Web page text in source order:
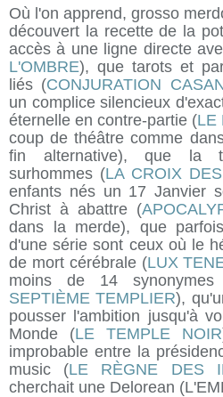
Où l'on apprend, grosso
découvert la recette de la
accès à une ligne directe
L'OMBRE), que tarots et
liés (CONJURATION
un complice silencieux
éternelle en contre-partie (LE
coup de théâtre comme
fin alternative), que la
surhommes (LA CROIX
enfants nés un 17 Janvier
Christ à abattre (
dans la merde), que
d'une série sont ceux où le
de mort cérébrale (LUX
moins de 14
SEPTIÈME TEMPLIER),
pousser l'ambition jusqu'à
Monde (LE TEMPLE NOIR
improbable entre la
music (LE RÈGNE DES
cherchait une Delorean